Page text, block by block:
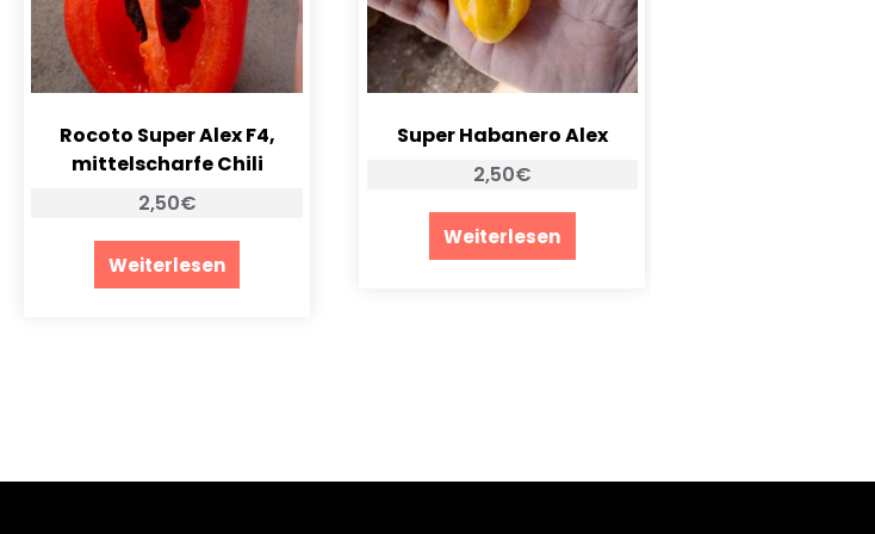
Rocoto Super Alex F4,
mittelscharfe Chili
2,50€
Weiterlesen
Super Habanero Alex
2,50€
Weiterlesen